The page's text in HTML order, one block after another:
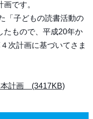
です。
「子どもの読書活動の
たもので、平成20年か
次計画に基づいてさま
本計画 (3417KB)